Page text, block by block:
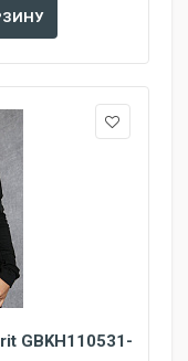
GBKH110531-